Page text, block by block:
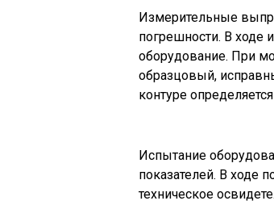
Измерительные
погрешности. В ходе
оборудование. При
образцовый,
контуре
Испытание
показателей. В ходе
техническое